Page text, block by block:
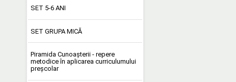
SET 5-6 ANI
SET GRUPA MICĂ
Piramida Cunoașterii - repere
metodice în aplicarea curriculumului
preşcolar